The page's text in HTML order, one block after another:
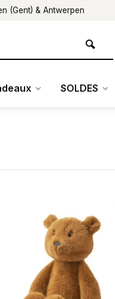
(Gent) & Antwerpen
SOLDES